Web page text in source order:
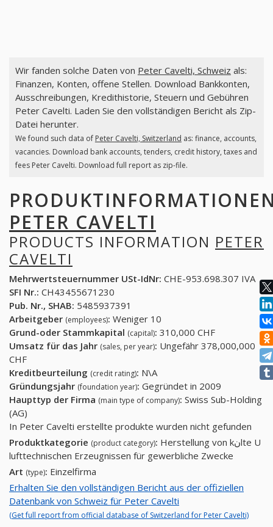
Wir fanden solche Daten von Peter Cavelti, Schweiz als:
Finanzen, Konten, offene Stellen. Download Bankkonten,
Ausschreibungen, Kredithistorie, Steuern und Gebühren
Peter Cavelti. Laden Sie den vollständigen Bericht als Zip-
Datei herunter.
We found such data of Peter Cavelti, Switzerland as: finance, accounts,
vacancies. Download bank accounts, tenders, credit history, taxes and
fees Peter Cavelti. Download full report as zip-file.
PETER CAVELTI
PRODUCTS INFORMATION PETER
CAVELTI
Mehrwertsteuernummer USt-IdNr: CHE-953.698.307 IVA
SFI Nr.: CH43455671230
Pub. Nr., SHAB: 5485937391
Arbeitgeber (employees): Weniger 10
Grund-oder Stammkapital (capital): 310,000 CHF
Umsatz für das Jahr (sales, per year): Ungefähr 378,000,000
CHF
Kreditbeurteilung (credit rating): N\A
Gründungsjahr (foundation year): Gegründet in 2009
Haupttyp der Firma (main type of company): Swiss Sub-Holding
(AG)
In Peter Cavelti erstellte produkte wurden nicht gefunden
Produktkategorie (product category): Herstellung von kنlte U
lufttechnischen Erzeugnissen für gewerbliche Zwecke
Art (type): Einzelfirma
Erhalten Sie den vollständigen Bericht aus der offiziellen
Datenbank von Schweiz für Peter Cavelti
(Get full report from official database of Switzerland for Peter Cavelti)